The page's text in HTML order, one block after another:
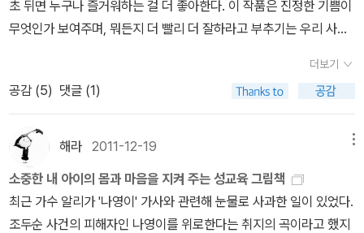
더보기
공감 (5) 댓글 (1)
해라 2011-12-19
소중한 내 아이의 몸과 마음을 지켜 주는 성교육 그림책
최근 가수 알리가 '나영이' 가사와 관련해 눈물로 사과한 일이 있었다.
조두순 사건의 피해자인 나영이를 위로한다는 취지의 곡이라고 했지